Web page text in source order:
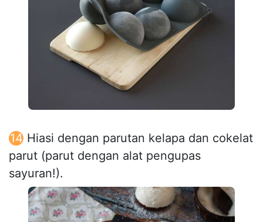
Hiasi dengan parutan kelapa dan cokelat
parut (parut dengan alat pengupas
sayuran!).